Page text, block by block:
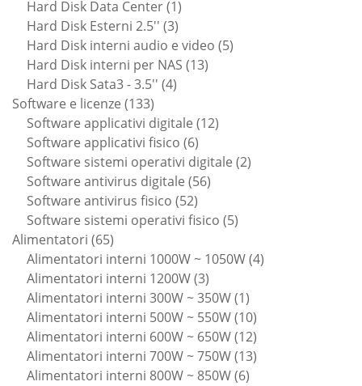
prodotti
Hard Disk Data Center 11
prodotto
Hard Disk Esterni 2.5'' 33
prodotti
Hard Disk interni audio e video 55
Hard Disk interni per NAS 1313
Hard Disk Sata3 - 3.5'' 44
Software e licenze 133133
prodotti
Software applicativi digitale 1212
Software applicativi fisico 66
prodotti
Software sistemi operativi digitale 22
Software antivirus digitale 5656
Software antivirus fisico 5252
prodotti
Software sistemi operativi fisico 55
Alimentatori 6565
prodotti
Alimentatori interni 1000W ~ 1050W 44
Alimentatori interni 1200W 33
prodotti
Alimentatori interni 300W ~ 350W 11
prodotto
Alimentatori interni 500W ~ 550W 1010
prodotti
Alimentatori interni 600W ~ 650W 1212
prodotti
Alimentatori interni 700W ~ 750W 1313
Alimentatori interni 800W ~ 850W 66